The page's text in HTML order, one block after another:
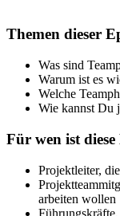
Themen dieser
Was sind
Warum ist es
Welche
Wie kannst Du
Für wen ist diese
Projektleiter,
arbeiten wollen